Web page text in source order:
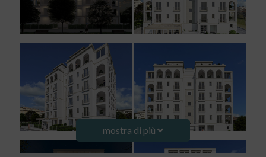
mostra di più